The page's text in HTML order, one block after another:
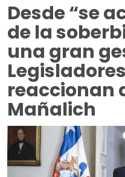
Desde “se
de la
una gran
reaccionan
Mañalich